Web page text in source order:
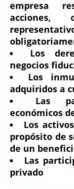
empresa
acciones,
Los
negocios
Los
adquiridos a
Las
económicos
Los
propósito de
de un
Las
privado